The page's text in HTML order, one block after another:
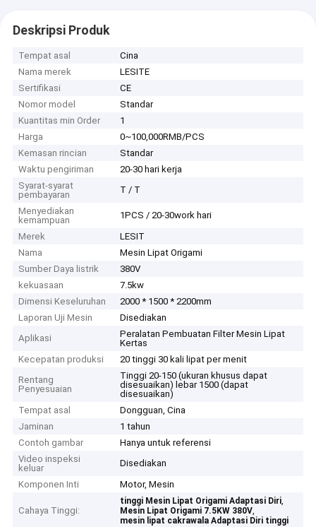
Deskripsi Produk
Tempat asal
Cina
Nama merek
LESITE
Sertifikasi
CE
Nomor model
Standar
Kuantitas min Order
1
Harga
0~100,000RMB/PCS
Kemasan rincian
Standar
Waktu pengiriman
20-30 hari kerja
Syarat-syarat
pembayaran
T / T
Menyediakan
kemampuan
1PCS / 20-30work hari
Merek
LESIT
Nama
Mesin Lipat Origami
Sumber Daya listrik
380V
kekuasaan
7.5kw
Dimensi Keseluruhan
2000 * 1500 * 2200mm
Laporan Uji Mesin
Disediakan
Aplikasi
Peralatan Pembuatan Filter Mesin Lipat
Kertas
Kecepatan produksi
20 tinggi 30 kali lipat per menit
Rentang
Penyesuaian
Tinggi 20-150 (ukuran khusus dapat
disesuaikan) lebar 1500 (dapat
disesuaikan)
Tempat asal
Dongguan, Cina
Jaminan
1 tahun
Contoh gambar
Hanya untuk referensi
Video inspeksi
keluar
Disediakan
Komponen Inti
Motor, Mesin
Cahaya Tinggi:
tinggi Mesin Lipat Origami Adaptasi Diri,
Mesin Lipat Origami 7.5KW 380V,
mesin lipat cakrawala Adaptasi Diri tinggi